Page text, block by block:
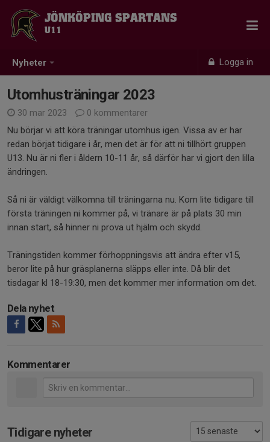
Nyheter Logga in
JÖNKÖPING SPARTANS
U11
Utomhusträningar 2023
30 mar 2023
0 kommentarer
Nu börjar vi att köra träningar utomhus igen. Vissa av er har
redan börjat tidigare i år, men det är för att ni tillhört gruppen
U13. Nu är ni fler i åldern 10-11 år, så därför har vi gjort den lilla
ändringen.
Så ni är väldigt välkomna till träningarna nu. Kom lite tidigare till
första träningen ni kommer på, vi tränare är på plats 30 min
innan start, så hinner ni prova ut hjälm och skydd.
Träningstiden kommer förhoppningsvis att ändra efter v15,
beror lite på hur gräsplanerna släpps eller inte. Då blir det
tisdagar kl 18-19:30, men det kommer mer information om det.
Dela nyhet
Kommentarer
Tidigare nyheter